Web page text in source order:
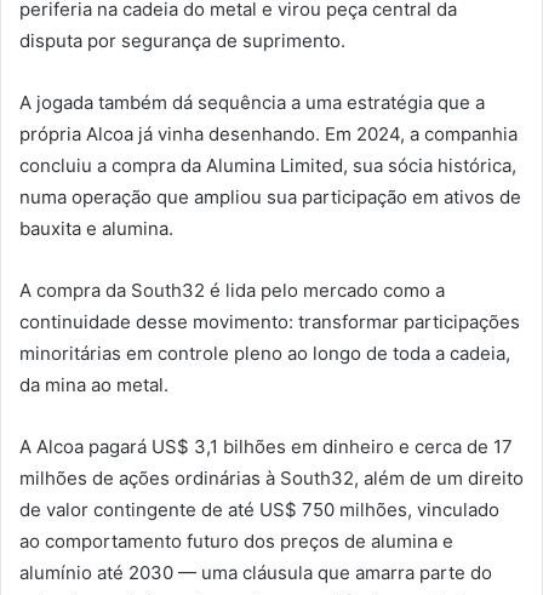
periferia na cadeia do metal e virou peça central da
disputa por segurança de suprimento.
A jogada também dá sequência a uma estratégia que a
própria Alcoa já vinha desenhando. Em 2024, a companhia
concluiu a compra da Alumina Limited, sua sócia histórica,
numa operação que ampliou sua participação em ativos de
bauxita e alumina.
A compra da South32 é lida pelo mercado como a
continuidade desse movimento: transformar participações
minoritárias em controle pleno ao longo de toda a cadeia,
da mina ao metal.
A Alcoa pagará US$ 3,1 bilhões em dinheiro e cerca de 17
milhões de ações ordinárias à South32, além de um direito
de valor contingente de até US$ 750 milhões, vinculado
ao comportamento futuro dos preços de alumina e
alumínio até 2030 — uma cláusula que amarra parte do